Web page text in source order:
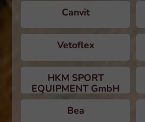
Canvit
Vetoflex
HKM SPORT
EQUIPMENT GmbH
Bea